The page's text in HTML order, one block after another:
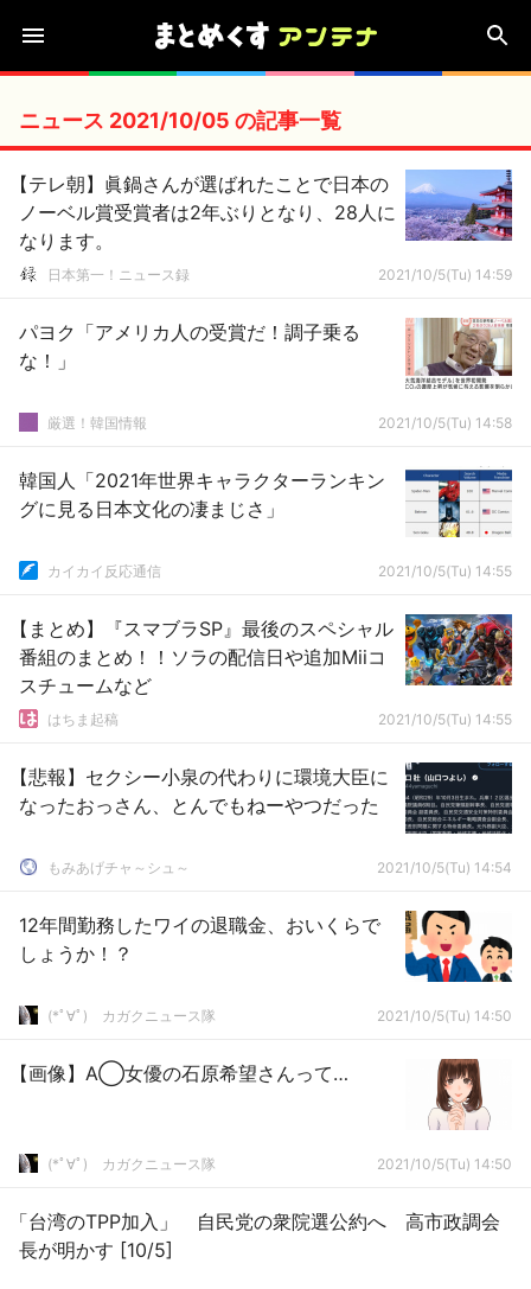
ニュース 2021/10/05 の記事一覧
【テレ朝】眞鍋さんが選ばれたことで日本の
ノーベル賞受賞者は2年ぶりとなり、28人に
なります。
日本第一！ニュース録 2021/10/5(Tu) 14:59
パヨク「アメリカ人の受賞だ！調子乗る
な！」
厳選！韓国情報 2021/10/5(Tu) 14:58
韓国人「2021年世界キャラクターランキン
グに見る日本文化の凄まじさ」
カイカイ反応通信 2021/10/5(Tu) 14:55
【まとめ】『スマブラSP』最後のスペシャル
番組のまとめ！！ソラの配信日や追加Miiコ
スチュームなど
はちま起稿 2021/10/5(Tu) 14:55
【悲報】セクシー小泉の代わりに環境大臣に
なったおっさん、とんでもねーやつだった
もみあげチャ～シュ～ 2021/10/5(Tu) 14:54
12年間勤務したワイの退職金、おいくらで
しょうか！？
(*ﾟ∀ﾟ)ゞカガクニュース隊 2021/10/5(Tu) 14:50
【画像】A◯女優の石原希望さんって…
(*ﾟ∀ﾟ)ゞカガクニュース隊 2021/10/5(Tu) 14:50
「台湾のTPP加入」 自民党の衆院選公約へ 高市政調会
長が明かす [10/5]